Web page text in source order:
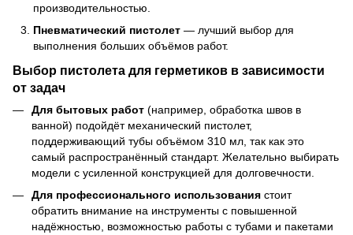
производительностью.
Пневматический пистолет — лучший выбор для
выполнения больших объёмов работ.
Выбор пистолета для герметиков в зависимости
от задач
Для бытовых работ (например, обработка швов в
ванной) подойдёт механический пистолет,
поддерживающий тубы объёмом 310 мл, так как это
самый распространённый стандарт. Желательно выбирать
модели с усиленной конструкцией для долговечности.
Для профессионального использования стоит
обратить внимание на инструменты с повышенной
надёжностью, возможностью работы с тубами и пакетами